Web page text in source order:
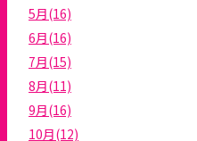
5月(16)
6月(16)
7月(15)
8月(11)
9月(16)
10月(12)